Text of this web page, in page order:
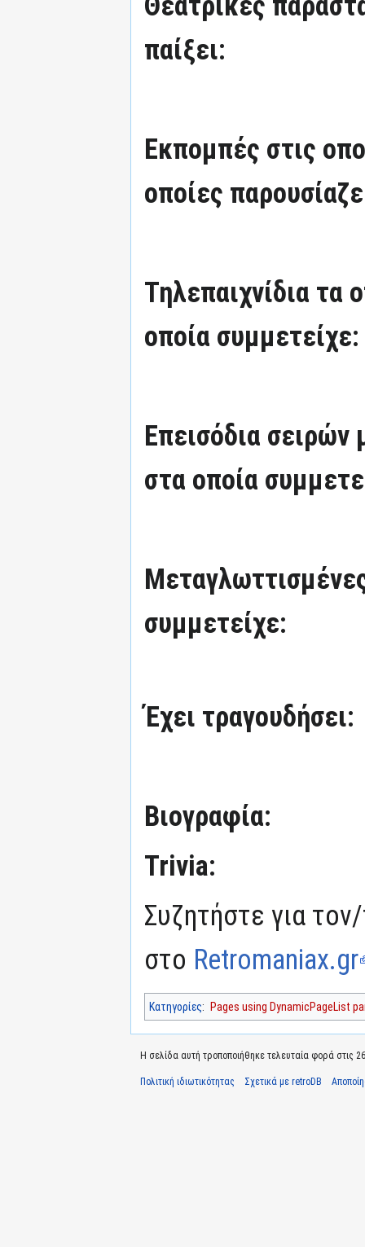
παίξει:
Εκπομπές στις
οποίες
Τηλεπαιχνίδια τα
οποία συμμετείχε:
Επεισόδια
στα οποία
συμμετείχε:
Έχει τραγουδήσει:
Βιογραφία:
Trivia:
Συζητήστε για
στο Retromaniax.gr
Κατηγορίες: Pages using DynamicPageList
Η σελίδα αυτή τροποποιήθηκε τελευταία φορά στις
Πολιτική ιδιωτικότητας Σχετικά με retroDB